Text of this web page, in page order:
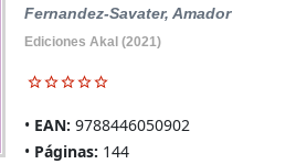
Fernandez-Savater, Amador
Ediciones Akal (2021)
EAN: 9788446050902
Páginas: 144